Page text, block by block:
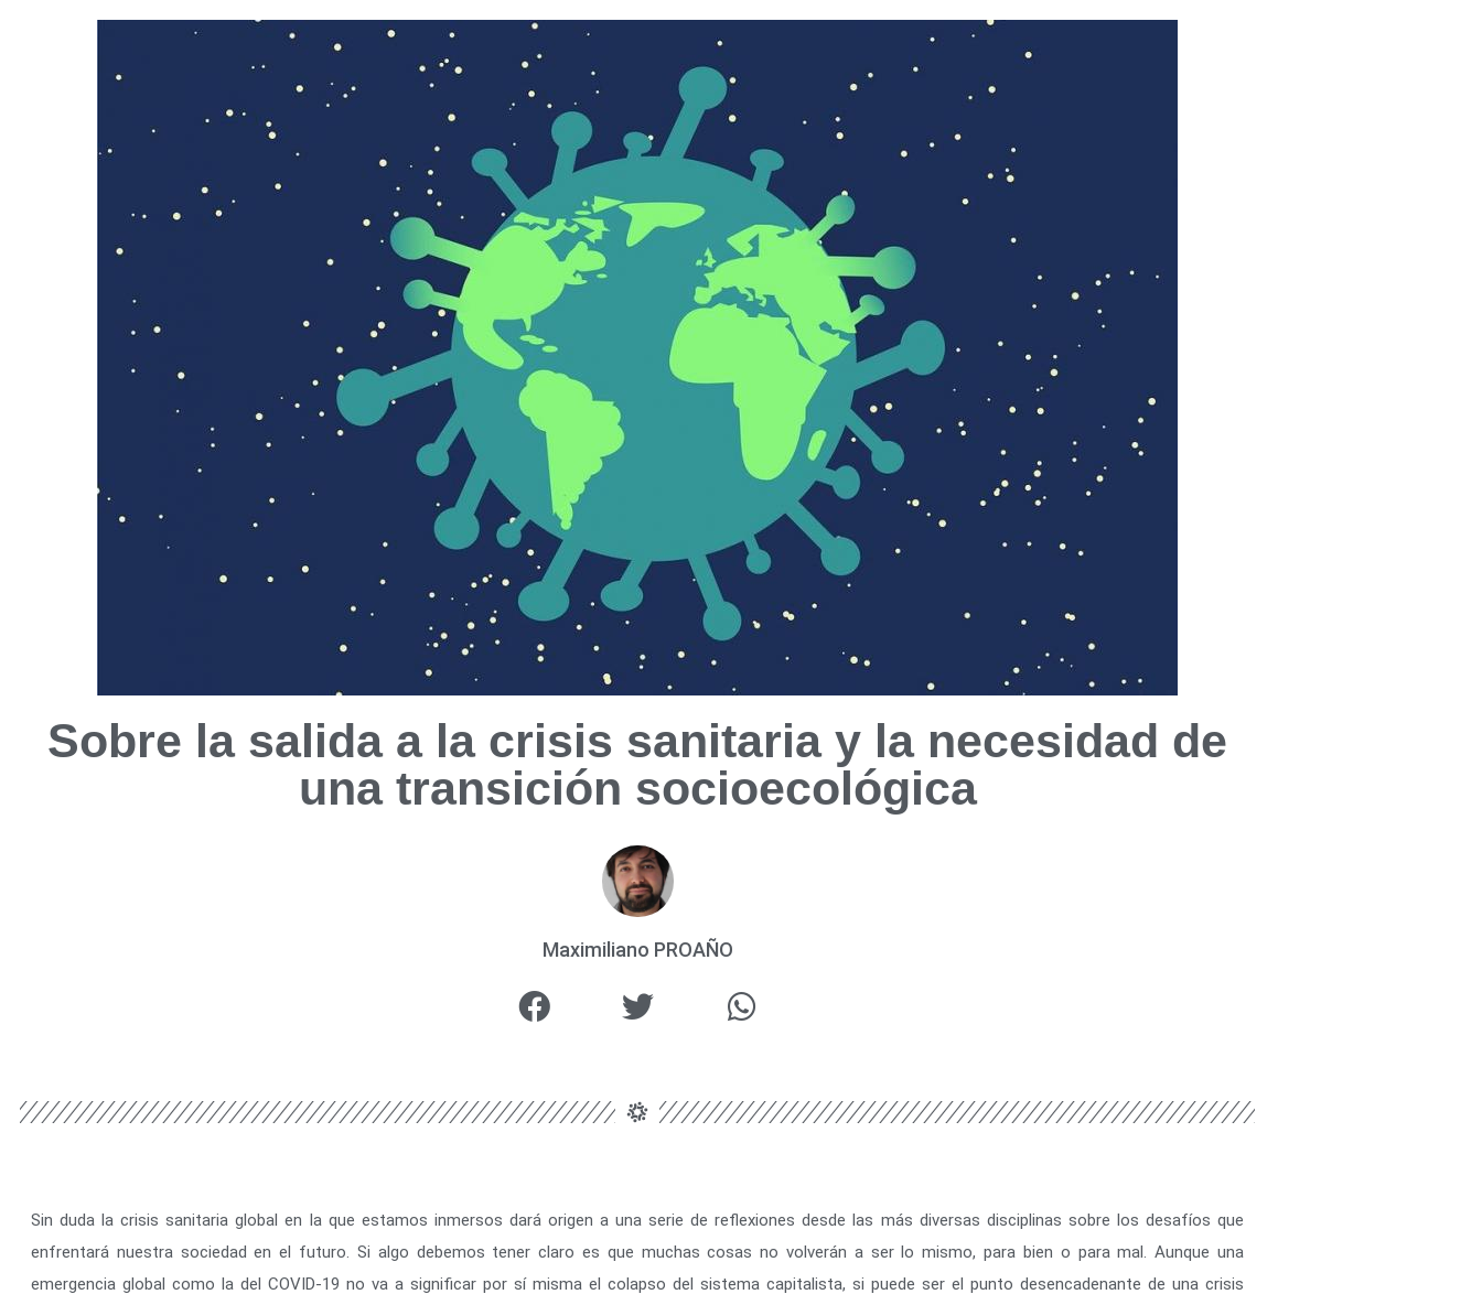
Sobre la salida a la crisis sanitaria y la necesidad de
una transición socioecológica
Maximiliano PROAÑO
Sin duda la crisis sanitaria global en la que estamos inmersos dará origen a una serie de reflexiones desde las más diversas disciplinas sobre los desafíos que
enfrentará nuestra sociedad en el futuro. Si algo debemos tener claro es que muchas cosas no volverán a ser lo mismo, para bien o para mal. Aunque una
emergencia global como la del COVID-19 no va a significar por sí misma el colapso del sistema capitalista, si puede ser el punto desencadenante de una crisis